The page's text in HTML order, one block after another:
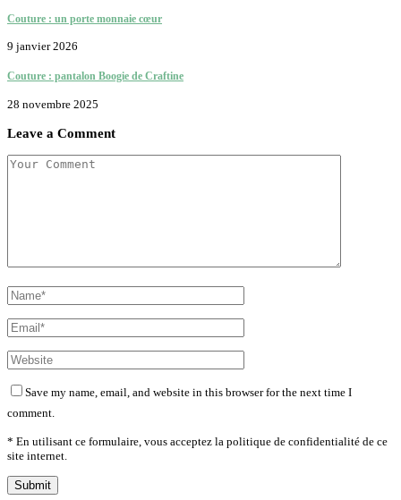
Couture : un porte monnaie cœur
9 janvier 2026
Couture : pantalon Boogie de Craftine
28 novembre 2025
Leave a Comment
Save my name, email, and website in this browser for the next time I
comment.
* En utilisant ce formulaire, vous acceptez la politique de confidentialité de ce
site internet.